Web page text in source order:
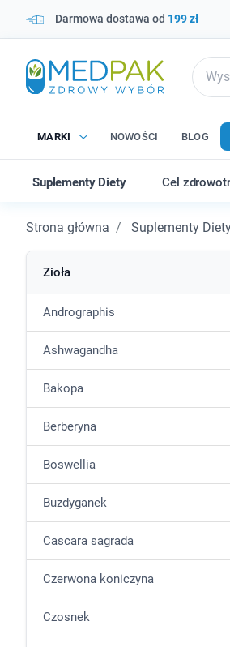
Darmowa dostawa od 199 zł
MARKI NOWOŚCI BLOG
Suplementy Diety Cel
Strona główna Suplementy
Zioła
Andrographis
Ashwagandha
Bakopa
Berberyna
Boswellia
Buzdyganek
Cascara sagrada
Czerwona koniczyna
Czosnek